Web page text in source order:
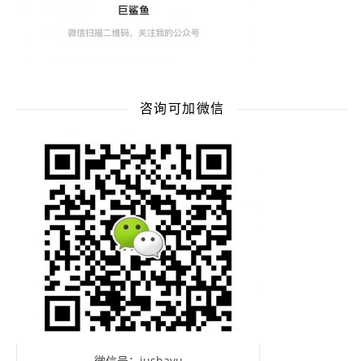
咨询可加微信